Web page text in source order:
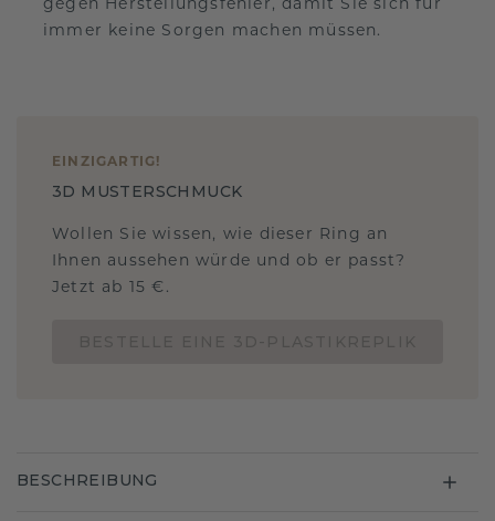
gegen Herstellungsfehler, damit Sie sich für
immer keine Sorgen machen müssen.
EINZIGARTIG !
3D MUSTERSCHMUCK
Wollen Sie wissen, wie dieser Ring an
Ihnen aussehen würde und ob er passt?
Jetzt ab 15 €.
BESCHREIBUNG